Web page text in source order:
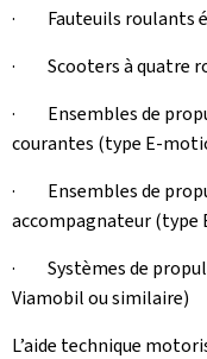
· Fauteuils roulants
· Scooters à quatre
· Ensembles de
courantes (type E-
· Ensembles de
accompagnateur (type
· Systèmes de
Viamobil ou similaire)
L’aide technique